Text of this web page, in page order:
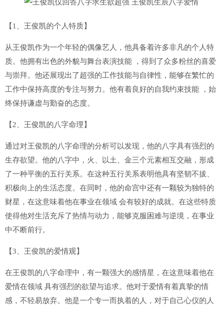
【1、王俊凯的个人特质】
从王俊凯作为一个年轻的偶像艺人，他具备着许多非凡的个人特
质。他拥有出色的外貌与舞台表演技能 ，得到了众多粉丝的喜爱
与崇拜。他还展现出了超强的工作技能与自律性，能够在繁忙的
工作中保持高度的专注与努力。他有着良好的自我约束技能 ，始
终保持谦虚与勤奋的态度。
【2、王俊凯的八字命理】
通过对王俊凯的八字命理的分析可以发现，他的八字具有强烈的
生存欲望。他的八字中，火、以土、金三个元素相互交融，形成
了一种平衡的五行关系。在这种五行关系表明他具有坚韧不拔、
积极向上的生活态度。在同时，他的命宫中还有一颗较为独特的
财星，在这意味着他在事业在领域 会有较好的成就。在这些特质
使得他对生活充斥了热情与动力，能够克服困难与逆境，在事业
中不断前行。
【3、王俊凯的爱情观】
在王俊凯的八字命理中，有一颗强大的感情星，在这意味着他在
爱情在领域 具有强烈的欲望与追求。他对于爱情有着真挚的情
感，不轻易放弃。他是一个专一而执着的人，对于自己心仪的人